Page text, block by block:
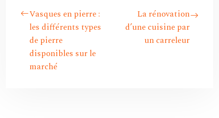
Vasques en pierre :
les différents types
de pierre
disponibles sur le
marché
La rénovation
d’une cuisine par
un carreleur